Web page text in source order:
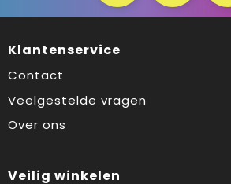
Klantenservice
Contact
Veelgestelde vragen
Over ons
Veilig winkelen